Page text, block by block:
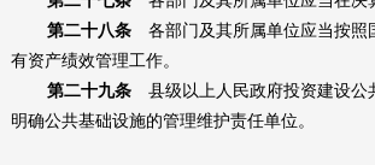
第二十八条
各部门及其所属单位应当按照
有资产绩效管理工作。
第二十九条
县级以上人民政府投资建设
明确公共基础设施的管理维护责任单位。